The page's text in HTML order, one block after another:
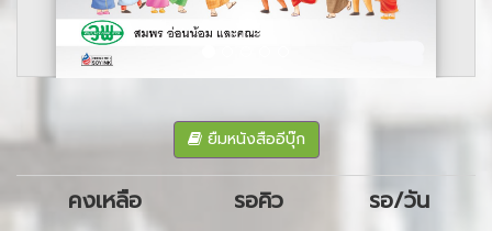
ยืมหนังสืออีบุ๊ก
คงเหลือ รอคิว
รอ/วัน